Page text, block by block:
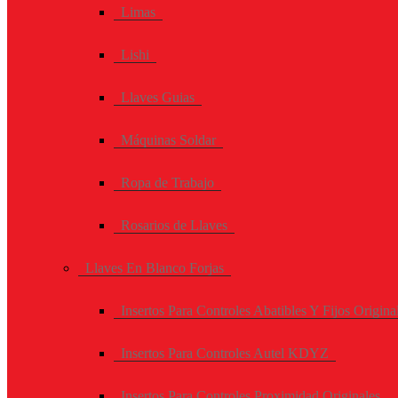
Limas
Lishi
Llaves Guias
Máquinas Soldar
Ropa de Trabajo
Rosarios de Llaves
Llaves En Blanco Forjas
Insertos Para Controles Abatibles Y Fijos
Insertos Para Controles Autel KDYZ